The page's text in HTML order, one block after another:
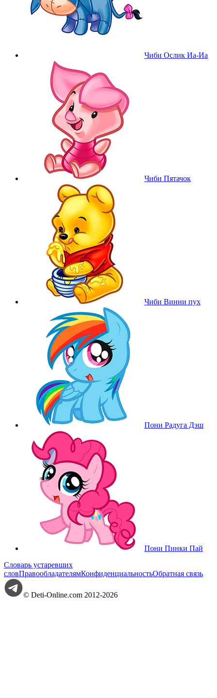
Чиби Ослик Иа-Иа
Чиби Пятачок
Чиби Винни пух
Пони Радуга Дэш
Пони Пинки Пай
Словарь устаревших
словПравообладателямКонфиденциальностьОбратная связь
© Deti-Online.com 2012-2026